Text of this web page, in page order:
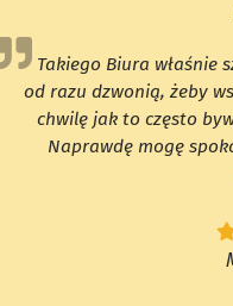
Takiego Biura właśnie
od razu dzwonią, żeby
chwilę jak to często
Naprawdę mogę